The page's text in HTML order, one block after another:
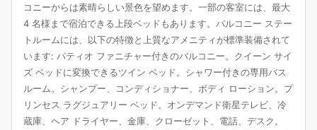
コニーからは素晴らしい景色を望めます。一部の客室には、最大
4 名様まで宿泊できる上段ベッドもあります。バルコニー ステー
トルームには、以下の特徴と上質なアメニティが標準装備されて
います: パティオ ファニチャー付きのバルコニー。クイーン サイ
ズ ベッドに変換できるツイン ベッド。シャワー付きの専用バス
ルーム。シャンプー、コンディショナー、ボディ ローション。プ
リンセス ラグジュアリー ベッド。オンデマンド衛星テレビ、冷
蔵庫、ヘア ドライヤー、金庫、クローゼット、電話、デスク。